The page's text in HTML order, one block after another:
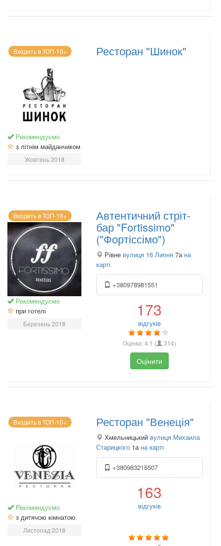
Входить в ТОП-10+
Рекомендуємо
з літнім майданчиком
Жовтень 2018
Ресторан "Шинок"
Входить в ТОП-10+
Рекомендуємо
при готелі
Березень 2018
Автентичний стріт-
бар "Fortissimo"
("Фортіссімо")
Рівне вулиця 16 Липня 7а на
карті
+380978981551
173
відгуків
Оцінка:4.1 ( 314)
Оцінити
Входить в ТОП-10+
Рекомендуємо
з дитячою кімнатою
Листопад 2018
Ресторан "Венеція"
Хмельницький вулиця Михаила
Старицкого 1а на карті
+380983215507
163
відгуків